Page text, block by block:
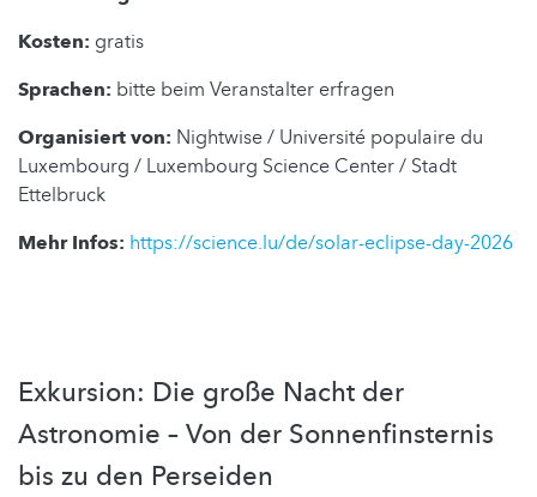
Kosten: gratis
Sprachen: bitte beim Veranstalter erfragen
Organisiert von: Nightwise / Université populaire du
Luxembourg / Luxembourg Science Center / Stadt
Ettelbruck
Mehr Infos: https://science.lu/de/solar-eclipse-day-2026
Exkursion: Die große Nacht der
Astronomie – Von der Sonnenfinsternis
bis zu den Perseiden